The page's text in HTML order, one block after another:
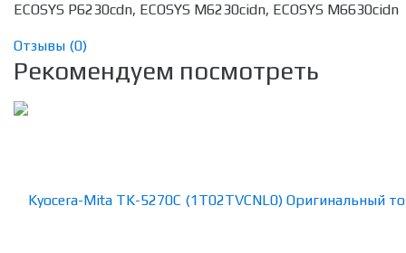
ECOSYS P6230cdn, ECOSYS M6230cidn, ECOSYS M6630cidn
Отзывы (0)
Рекомендуем посмотреть